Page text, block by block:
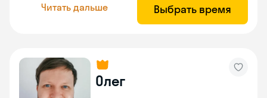
Читать дальше Выбрать время
Олег